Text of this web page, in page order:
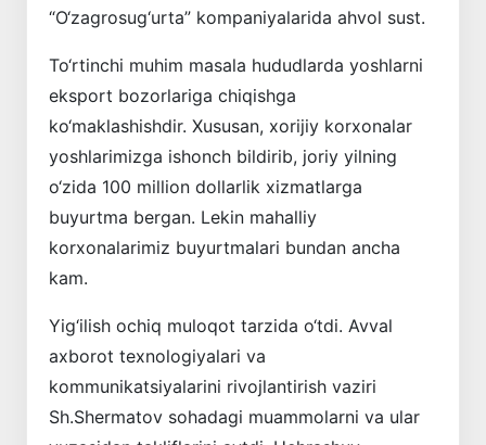
“O‘zagrosug‘urta” kompaniyalarida ahvol sust.
To‘rtinchi muhim masala hududlarda yoshlarni
eksport bozorlariga chiqishga
ko‘maklashishdir. Xususan, xorijiy korxonalar
yoshlarimizga ishonch bildirib, joriy yilning
o‘zida 100 million dollarlik xizmatlarga
buyurtma bergan. Lekin mahalliy
korxonalarimiz buyurtmalari bundan ancha
kam.
Yig‘ilish ochiq muloqot tarzida o‘tdi. Avval
axborot texnologiyalari va
kommunikatsiyalarini rivojlantirish vaziri
Sh.Shermatov sohadagi muammolarni va ular